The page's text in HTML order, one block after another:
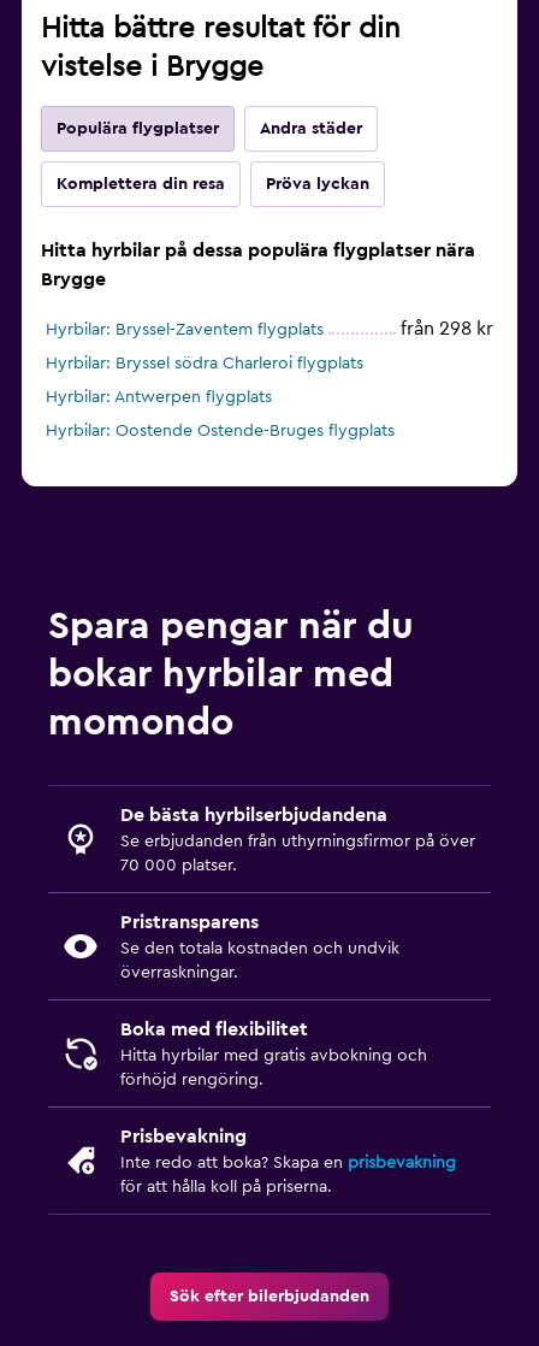
Hitta bättre resultat för din
vistelse i Brygge
Populära flygplatser Andra städer
Komplettera din resa Pröva lyckan
Hitta hyrbilar på dessa populära flygplatser nära
Brygge
Hyrbilar: Bryssel-Zaventem flygplats från 298 kr
Hyrbilar: Bryssel södra Charleroi flygplats
Hyrbilar: Antwerpen flygplats
Hyrbilar: Oostende Ostende-Bruges flygplats
Spara pengar när du
bokar hyrbilar med
momondo
De bästa hyrbilserbjudandena
Se erbjudanden från uthyrningsfirmor på över
70 000 platser.
Pristransparens
Se den totala kostnaden och undvik
överraskningar.
Boka med flexibilitet
Hitta hyrbilar med gratis avbokning och
förhöjd rengöring.
Prisbevakning
Inte redo att boka? Skapa en prisbevakning
för att hålla koll på priserna.
Sök efter bilerbjudanden